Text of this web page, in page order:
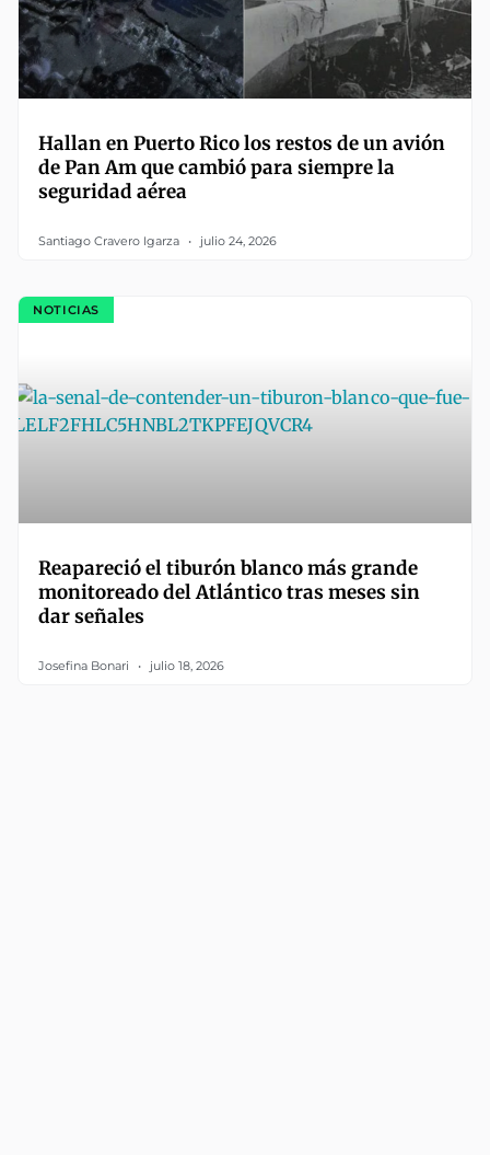
Hallan en Puerto Rico los restos de un avión
de Pan Am que cambió para siempre la
seguridad aérea
Santiago Cravero Igarza julio 24, 2026
NOTICIAS
Reapareció el tiburón blanco más grande
monitoreado del Atlántico tras meses sin
dar señales
Josefina Bonari julio 18, 2026